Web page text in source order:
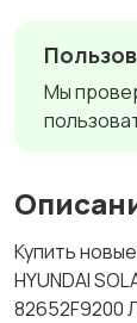
Мы
Купить
HYUNDAI